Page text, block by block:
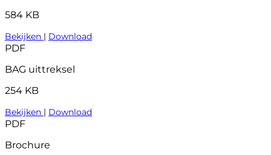
584 KB
Bekijken | Download
PDF
BAG uittreksel
254 KB
Bekijken | Download
PDF
Brochure